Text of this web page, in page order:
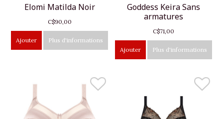
Elomi Matilda Noir
C$90,00
Ajouter Plus d'informations
Goddess Keira Sans
armatures
C$71,00
Ajouter Plus d'informations